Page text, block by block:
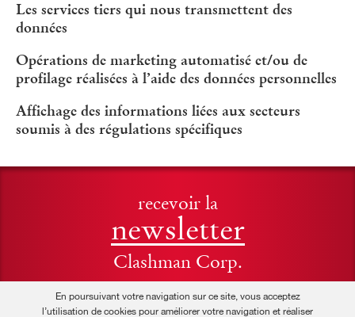
Les services tiers qui nous transmettent des
données
Opérations de marketing automatisé et/ou de
profilage réalisées à l’aide des données personnelles
Affichage des informations liées aux secteurs
soumis à des régulations spécifiques
recevoir la
newsletter
Clashman Corp.
En poursuivant votre navigation sur ce site, vous acceptez
l’utilisation de cookies pour améliorer votre navigation et réaliser